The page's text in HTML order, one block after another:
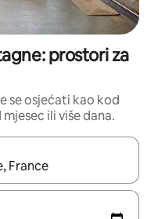
prostori za
se osjećati kao kod
ili više dana.
ćete ih pregledati